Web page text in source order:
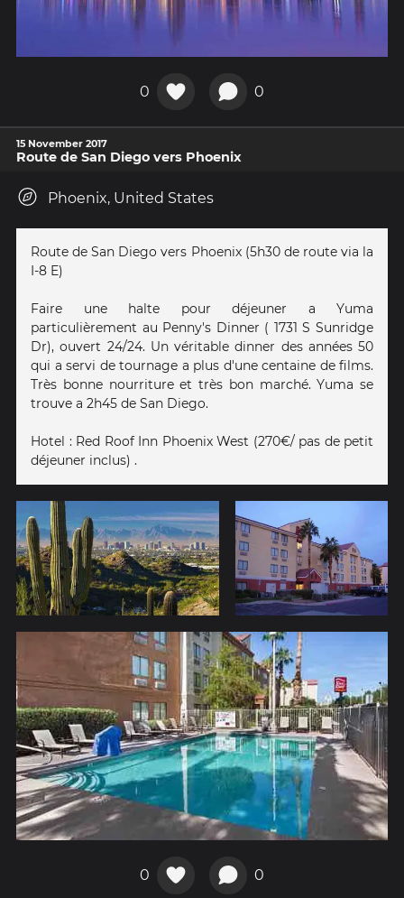
0 0
15 November 2017
Route de San Diego vers Phoenix
Phoenix, United States
Route de San Diego vers Phoenix (5h30 de route via la
I-8 E)
Faire une halte pour déjeuner a Yuma
particulièrement au Penny's Dinner ( 1731 S Sunridge
Dr), ouvert 24/24. Un véritable dinner des années 50
qui a servi de tournage a plus d'une centaine de films.
Très bonne nourriture et très bon marché. Yuma se
trouve a 2h45 de San Diego.
Hotel : Red Roof Inn Phoenix West (270€/ pas de petit
déjeuner inclus) .
0 0